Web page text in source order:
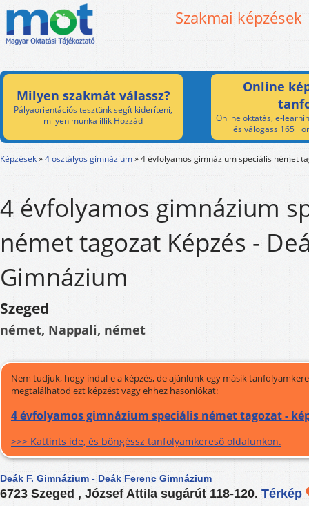
Szakmai képzések
Milyen szakmát válassz?
Pályaorientációs tesztünk segít kideríteni,
milyen munka illik Hozzád
Online
Online oktatás, e-
és válogass 165+
Képzések»4 osztályos gimnázium»4 évfolyamos gimnázium speciális német
4 évfolyamos gimnázium
német tagozat Képzés -
Gimnázium
Szeged
német, Nappali, német
Nem tudjuk, hogy indul-e a képzés, de ajánlunk egy másik
megtalálhatod ezt képzést vagy ehhez hasonlókat:
4 évfolyamos gimnázium speciális német tagozat -
>>> Kattints ide, és böngéssz tanfolyamkereső oldalunkon.
Deák F. Gimnázium - Deák Ferenc Gimnázium
6723 Szeged , József Attila sugárút 118-120. Térkép